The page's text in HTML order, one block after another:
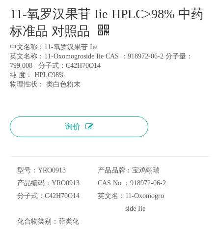
11-氧罗汉果苷 Iie HPLC>98% 中药
标准品 对照品
中文名称：11-氧罗汉果苷 Iie
英文名称：11-Oxomogroside Iie CAS ：918972-06-2 分子量：
799.008 分子式：C42H70O14
纯 度： HPLC98%
物理性状： 类白色粉末
询价
型号： YRO0913 产品品牌： 宝鸡翊瑞
产品编码： YRO0913 CAS No.： 918972-06-2
分子式： C42H70O14 英文名： 11-Oxomogro
side Iie
化合物类别： 萜类化